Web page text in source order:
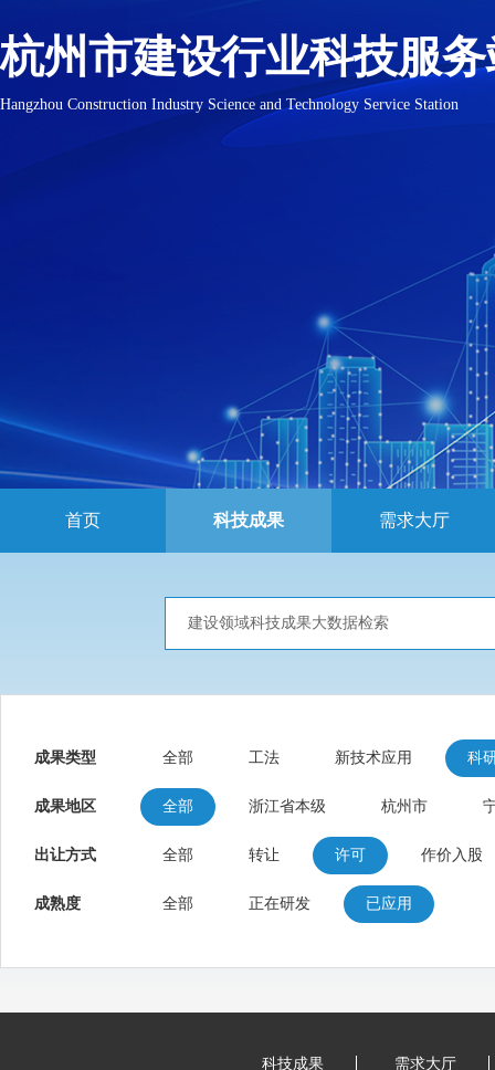
杭州市建设行业科技服
Hangzhou Construction Industry Science and Technology Service Station
首页 科技成果 需求大厅
成果类型 全部 工法 新技术应用 科
成果地区 全部 浙江省本级 杭州市
出让方式 全部 转让 许可 作价入股
成熟度 全部 正在研发 已应用
科技成果 需求大厅